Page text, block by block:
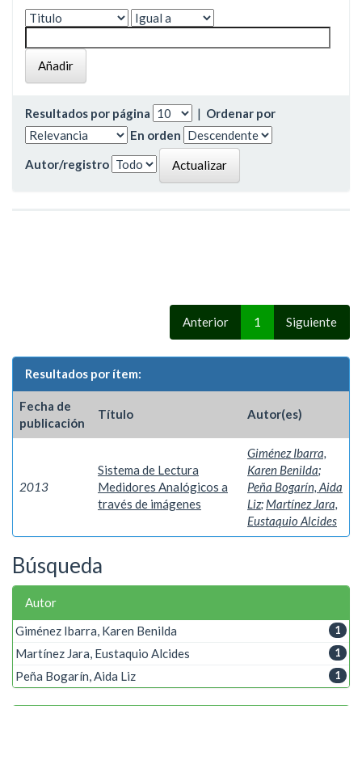
Resultados por página | Ordenar por
En orden
Autor/registro
Anterior 1 Siguiente
Resultados por ítem:
Fecha de
publicación
Título Autor(es)
2013
Sistema de Lectura
Medidores Analógicos a
través de imágenes
Giménez Ibarra,
Karen Benilda;
Peña Bogarín, Aida
Liz; Martínez Jara,
Eustaquio Alcides
Búsqueda
Autor
1
Giménez Ibarra, Karen Benilda
1
Martínez Jara, Eustaquio Alcides
1
Peña Bogarín, Aida Liz